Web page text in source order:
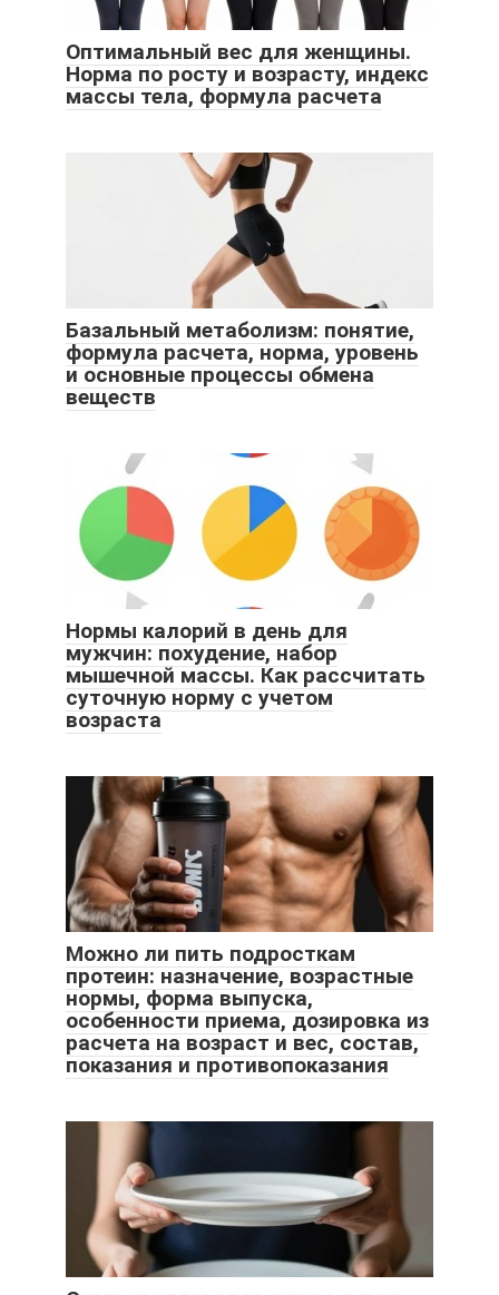
Оптимальный вес для женщины.
Норма по росту и возрасту, индекс
массы тела, формула расчета
Базальный метаболизм: понятие,
формула расчета, норма, уровень
и основные процессы обмена
веществ
Нормы калорий в день для
мужчин: похудение, набор
мышечной массы. Как рассчитать
суточную норму с учетом
возраста
Можно ли пить подросткам
протеин: назначение, возрастные
нормы, форма выпуска,
особенности приема, дозировка из
расчета на возраст и вес, состав,
показания и противопоказания